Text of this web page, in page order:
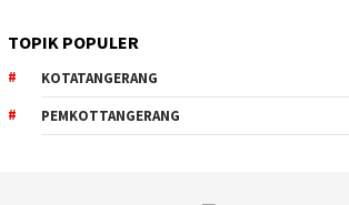
TOPIK POPULER
KOTATANGERANG
PEMKOTTANGERANG